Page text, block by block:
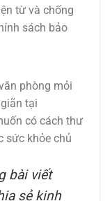
từ và chống
sách bảo
phòng mỏi
tại
có cách thư
sức khỏe chủ
bài viết
sẻ kinh